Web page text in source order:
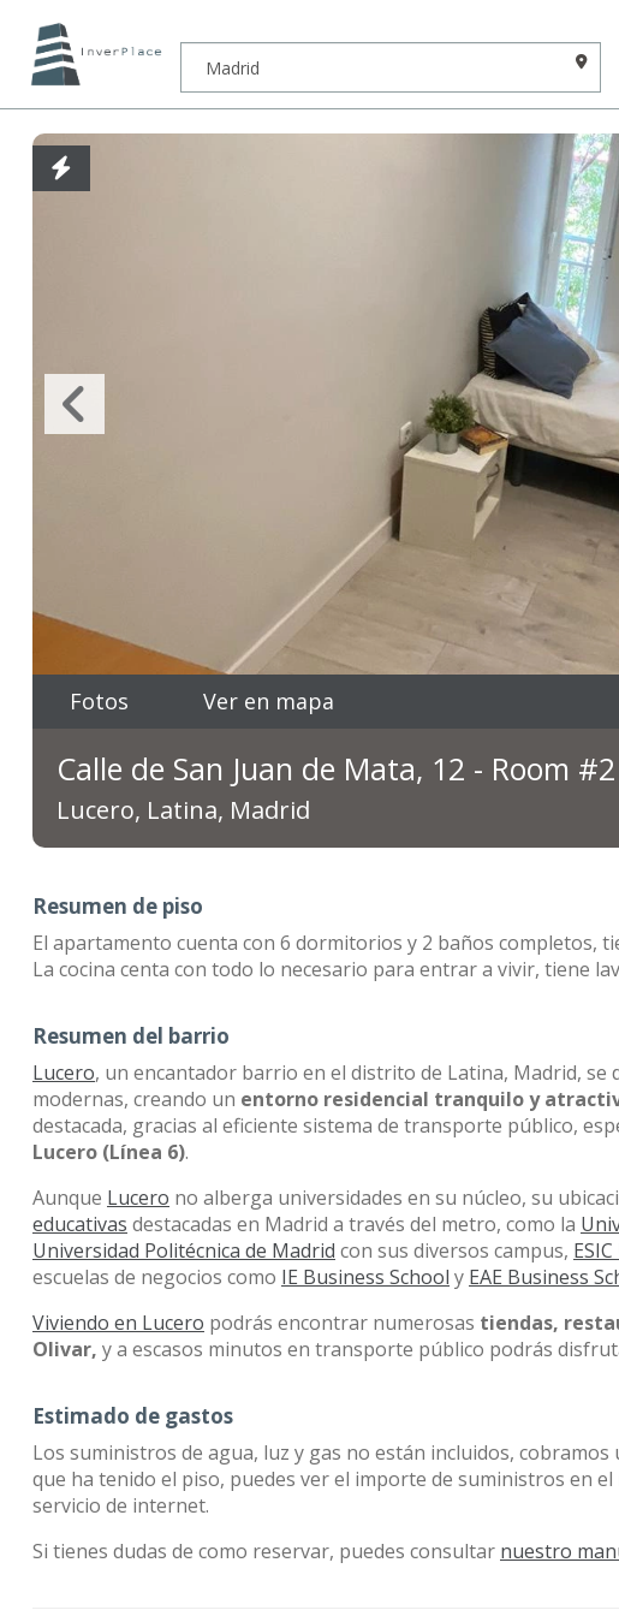
Fotos Ver en mapa
Calle de San Juan de Mata, 12 - Room #2
Lucero, Latina, Madrid
Resumen de piso
El apartamento cuenta con 6 dormitorios y 2 baños completos,
La cocina centa con todo lo necesario para entrar a vivir, tiene
Resumen del barrio
Lucero, un encantador barrio en el distrito de Latina, Madrid,
modernas, creando un entorno residencial tranquilo y
destacada, gracias al eficiente sistema de transporte público,
Lucero (Línea 6).
Aunque Lucero no alberga universidades en su núcleo, su
educativas destacadas en Madrid a través del metro, como la
Universidad Politécnica de Madrid con sus diversos campus,
escuelas de negocios como IE Business School y EAE Business
Viviendo en Lucero podrás encontrar numerosas tiendas,
Olivar, y a escasos minutos en transporte público podrás
Estimado de gastos
Los suministros de agua, luz y gas no están incluidos,
que ha tenido el piso, puedes ver el importe de suministros en
servicio de internet.
Si tienes dudas de como reservar, puedes consultar nuestro